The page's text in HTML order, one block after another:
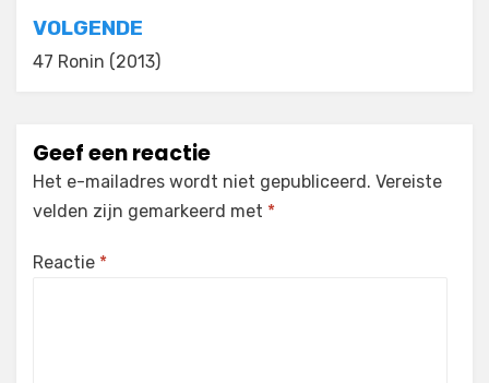
VOLGENDE
47 Ronin (2013)
Geef een reactie
Het e-mailadres wordt niet gepubliceerd. Vereiste
velden zijn gemarkeerd met *
Reactie *